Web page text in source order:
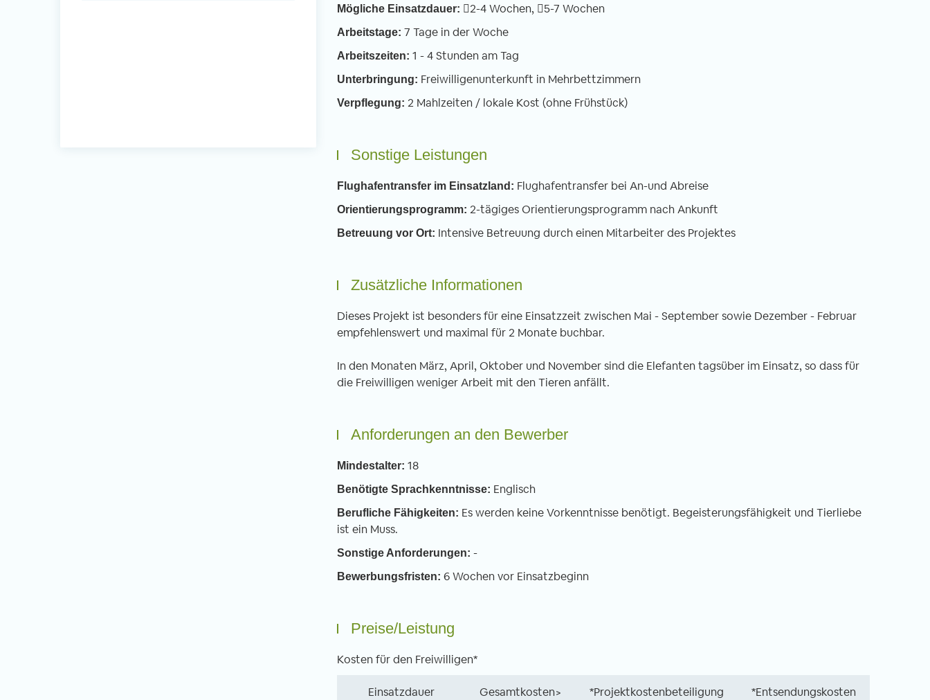
Mögliche Einsatzdauer: 2-4 Wochen, 5-7 Wochen
Arbeitstage: 7 Tage in der Woche
Arbeitszeiten: 1 - 4 Stunden am Tag
Unterbringung: Freiwilligenunterkunft in Mehrbettzimmern
Verpflegung: 2 Mahlzeiten / lokale Kost (ohne Frühstück)
Sonstige Leistungen
Flughafentransfer im Einsatzland: Flughafentransfer bei An-und Abreise
Orientierungsprogramm: 2-tägiges Orientierungsprogramm nach Ankunft
Betreuung vor Ort: Intensive Betreuung durch einen Mitarbeiter des Projektes
Zusätzliche Informationen
Dieses Projekt ist besonders für eine Einsatzzeit zwischen Mai - September sowie Dezember - Februar
empfehlenswert und maximal für 2 Monate buchbar.
In den Monaten März, April, Oktober und November sind die Elefanten tagsüber im Einsatz, so dass für
die Freiwilligen weniger Arbeit mit den Tieren anfällt.
Anforderungen an den Bewerber
Mindestalter: 18
Benötigte Sprachkenntnisse: Englisch
Berufliche Fähigkeiten: Es werden keine Vorkenntnisse benötigt. Begeisterungsfähigkeit und Tierliebe
ist ein Muss.
Sonstige Anforderungen: -
Bewerbungsfristen: 6 Wochen vor Einsatzbeginn
Preise/Leistung
Kosten für den Freiwilligen*
Einsatzdauer Gesamtkosten> *Projektkostenbeteiligung *Entsendungskosten